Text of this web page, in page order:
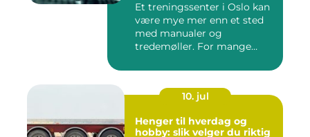
Et treningssenter i Oslo kan
være mye mer enn et sted
med manualer og
tredemøller. For mange
10. jul
Henger til hverdag og
hobby: slik velger du riktig